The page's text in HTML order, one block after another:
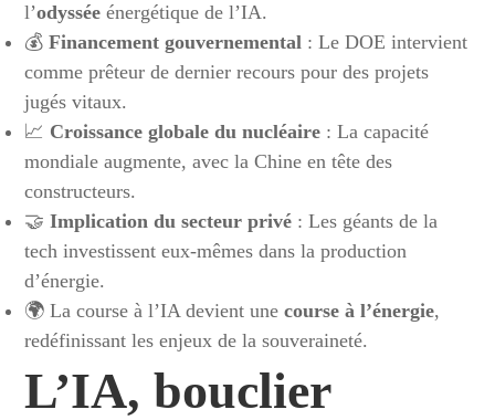
l’odyssée énergétique de l’IA.
💰Financement gouvernemental : Le DOE intervient
comme prêteur de dernier recours pour des projets
jugés vitaux.
📈 Croissance globale du nucléaire : La capacité
mondiale augmente, avec la Chine en tête des
constructeurs.
🤝Implication du secteur privé : Les géants de la
tech investissent eux-mêmes dans la production
d’énergie.
🌍 La course à l’IA devient unecourse à l’énergie,
redéfinissant les enjeux de la souveraineté.
L’IA, bouclier